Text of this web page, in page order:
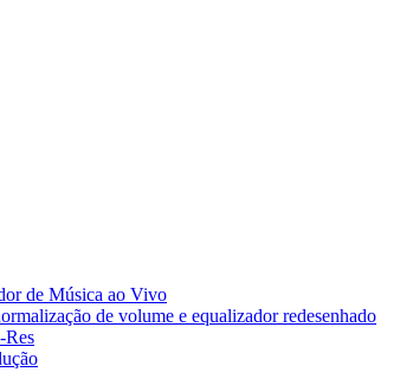
de Música ao Vivo
de volume e equalizador redesenhado
Res